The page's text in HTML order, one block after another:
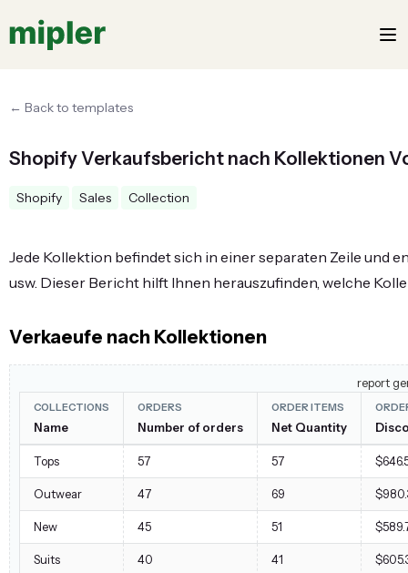
← Back to templates
Shopify Verkaufsbericht nach Kollektionen
Shopify Sales Collection
Jede Kollektion befindet sich in einer separaten Zeile und
usw. Dieser Bericht hilft Ihnen herauszufinden, welche
Verkaeufe nach Kollektionen
COLLECTIONS
Name
ORDERS
Number of orders
ORDER ITEMS
Net Quantity
Tops 57 57
Outwear 47 69
New 45 51
Suits 40 41
report